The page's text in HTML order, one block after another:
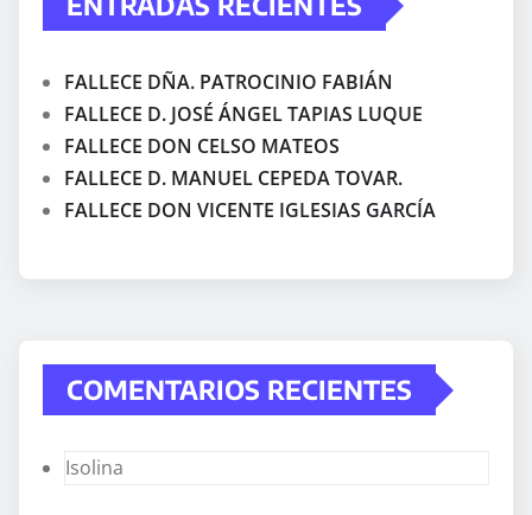
FALLECE DÑA. PATROCINIO FABIÁN
FALLECE D. JOSÉ ÁNGEL TAPIAS LUQUE
FALLECE DON CELSO MATEOS
FALLECE D. MANUEL CEPEDA TOVAR.
FALLECE DON VICENTE IGLESIAS GARCÍA
COMENTARIOS RECIENTES
Isolina